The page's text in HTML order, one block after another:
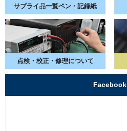
サプライ品一覧ペン・記録紙
点検・校正・ 修理について
Facebook